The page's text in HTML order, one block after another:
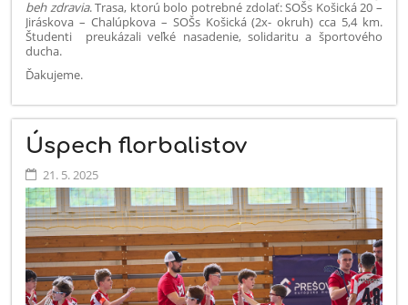
beh zdravia. Trasa, ktorú bolo potrebné zdolať: SOŠs Košická 20 –
Jiráskova – Chalúpkova – SOŠs Košická (2x- okruh) cca 5,4 km.
Študenti preukázali veľké nasadenie, solidaritu a športového
ducha.
Ďakujeme.
Úspech florbalistov
21. 5. 2025